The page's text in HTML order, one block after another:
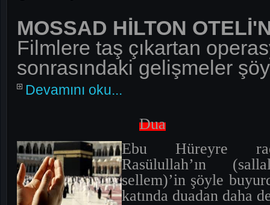
MOSSAD HİLTON
Filmlere taş çıkartan
sonrasındaki gelişmeler
Devamını oku...
Dua
Ebu Hüreyre ra
Rasülullah’ın
sellem)’in şöyle
katında duadan daha